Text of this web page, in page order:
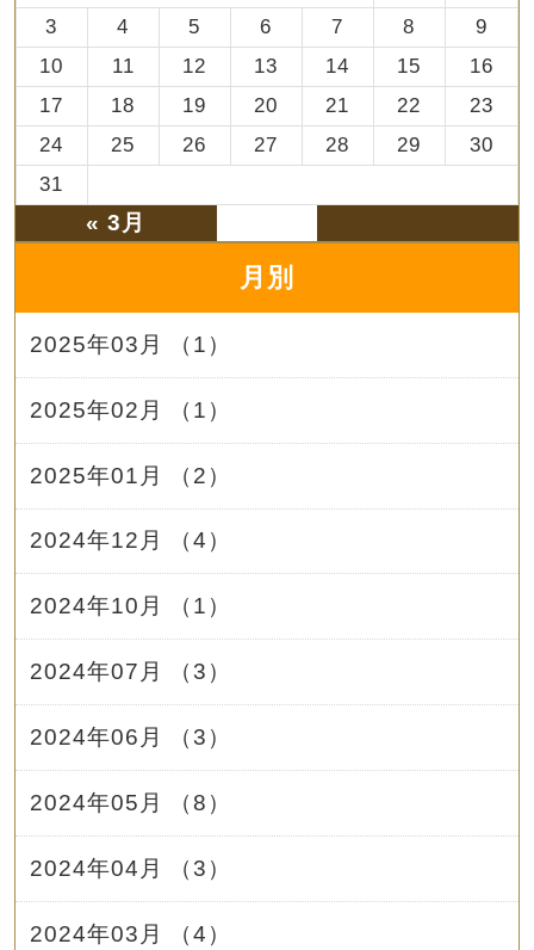
3
4 5 6 7 8
9
10
11 12 13 14 15
16
17
18 19 20 21 22
23
24
25 26 27 28 29
30
31
« 3月
月別
2025年03月 （1）
2025年02月 （1）
2025年01月 （2）
2024年12月 （4）
2024年10月 （1）
2024年07月 （3）
2024年06月 （3）
2024年05月 （8）
2024年04月 （3）
2024年03月 （4）